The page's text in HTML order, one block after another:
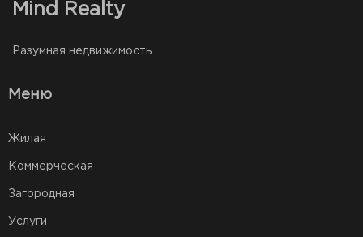
Mind Realty
Разумная недвижимость
Меню
Жилая
Коммерческая
Загородная
Услуги